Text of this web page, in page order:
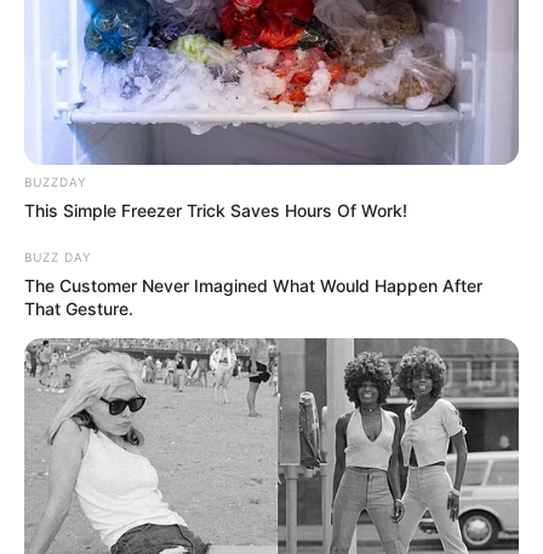
ESTUPEFACIENTES
Pretendía comercializar
cocaína en el barrio Jardín
Santander
Capturan a "El Enano" por
transportar en un taxi un
bloque de marihuana
BUZZDAY
This Simple Freezer Trick Saves Hours Of Work!
BUZZ DAY
The Customer Never Imagined What Would Happen After
That Gesture.